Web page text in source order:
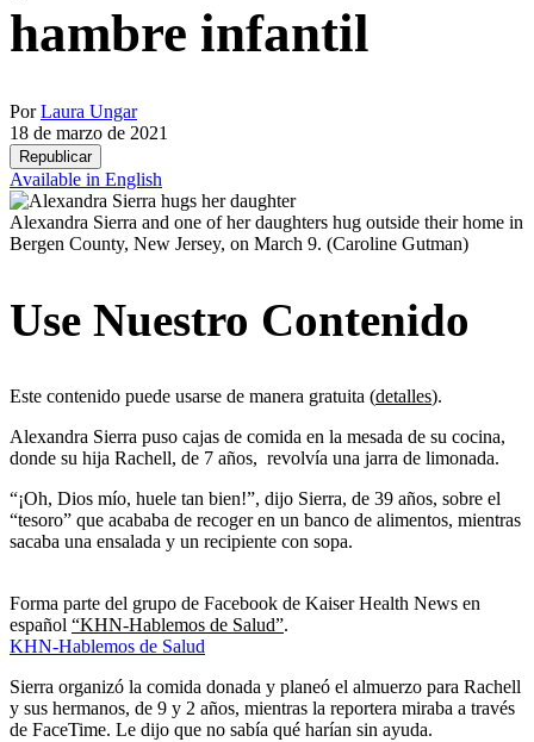
hambre infantil
PorLaura Ungar
18 de marzo de 2021
Republicar
Available in English
Alexandra Sierra and one of her daughters hug outside their home in
Bergen County, New Jersey, on March 9. (Caroline Gutman)
Use Nuestro Contenido
Este contenido puede usarse de manera gratuita (detalles).
Alexandra Sierra puso cajas de comida en la mesada de su cocina,
donde su hija Rachell, de 7 años, revolvía una jarra de limonada.
“¡Oh, Dios mío, huele tan bien!”, dijo Sierra, de 39 años, sobre el
“tesoro” que acababa de recoger en un banco de alimentos, mientras
sacaba una ensalada y un recipiente con sopa.
Forma parte del grupo de Facebook de Kaiser Health News en
español “KHN-Hablemos de Salud”.
KHN-Hablemos de Salud
Sierra organizó la comida donada y planeó el almuerzo para Rachell
y sus hermanos, de 9 y 2 años, mientras la reportera miraba a través
de FaceTime. Le dijo que no sabía qué harían sin ayuda.